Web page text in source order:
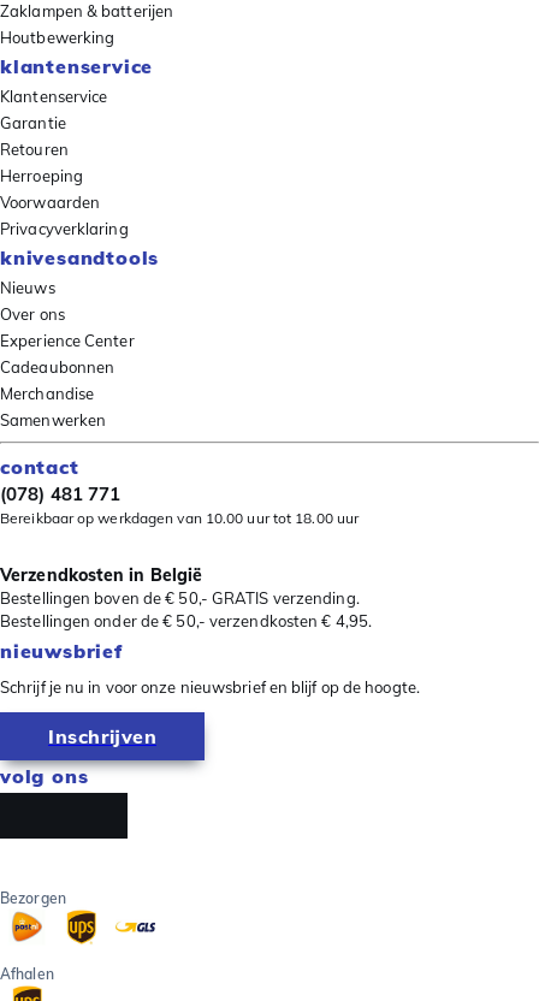
Zaklampen & batterijen
Houtbewerking
klantenservice
Klantenservice
Garantie
Retouren
Herroeping
Voorwaarden
Privacyverklaring
knivesandtools
Nieuws
Over ons
Experience Center
Cadeaubonnen
Merchandise
Samenwerken
contact
(078) 481 771
Bereikbaar op werkdagen van 10.00 uur tot 18.00 uur
Verzendkosten in België
Bestellingen boven de € 50,- GRATIS verzending.
Bestellingen onder de € 50,- verzendkosten € 4,95.
nieuwsbrief
Schrijf je nu in voor onze nieuwsbrief en blijf op de hoogte.
Inschrijven
volg ons
Bezorgen
Afhalen